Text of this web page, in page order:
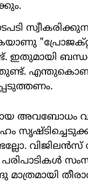
ഇതുമായി
അവബോധം